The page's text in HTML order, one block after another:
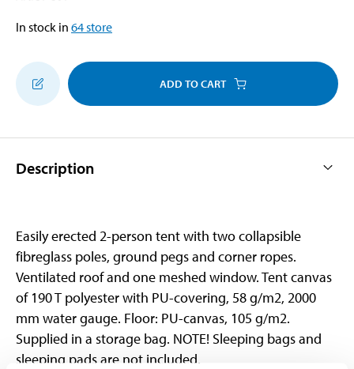
In stock in 64store
ADD TO CART
Description
Easily erected 2-person tent with two collapsible
fibreglass poles, ground pegs and corner ropes.
Ventilated roof and one meshed window. Tent canvas
of 190 T polyester with PU-covering, 58 g/m2, 2000
mm water gauge. Floor: PU-canvas, 105 g/m2.
Supplied in a storage bag. NOTE! Sleeping bags and
sleeping pads are not included.